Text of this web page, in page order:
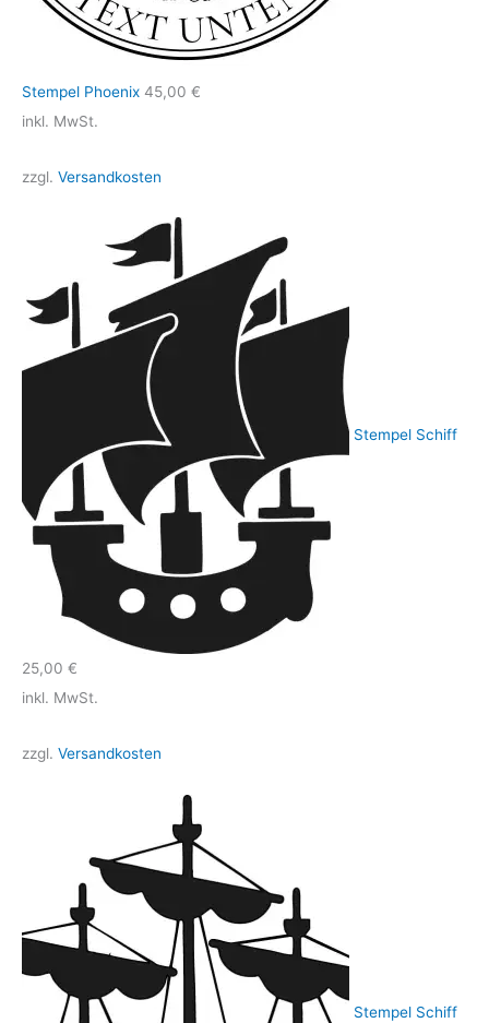
Stempel Phoenix 45,00 €
inkl. MwSt.
zzgl. Versandkosten
Stempel Schiff
25,00 €
inkl. MwSt.
zzgl. Versandkosten
Stempel Schiff